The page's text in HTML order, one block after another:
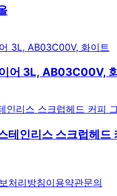
어 3L, AB03C00V,
더 스테인리스 스크럽
처리방침이용약관문의